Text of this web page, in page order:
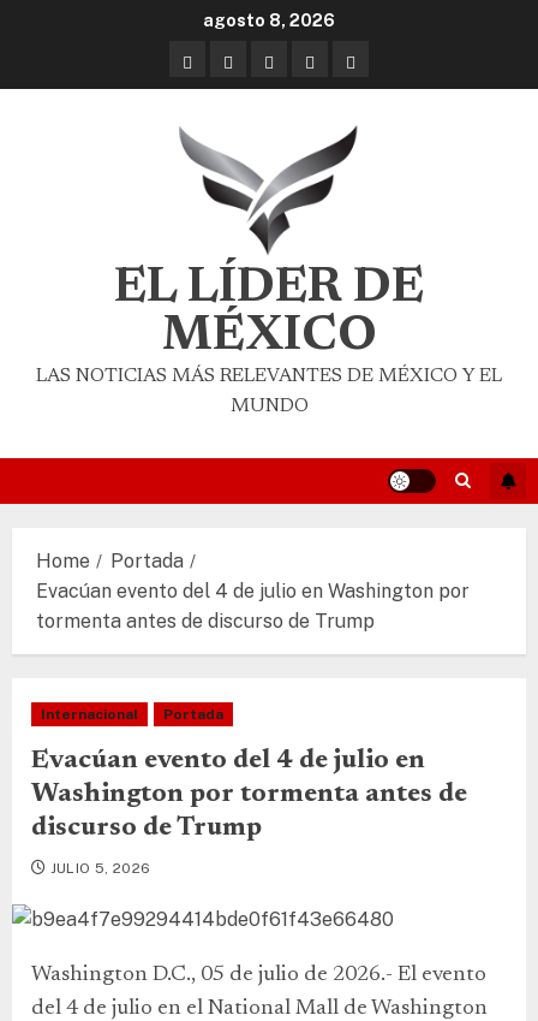
agosto 8, 2026
EL LÍDER DE
MÉXICO
LAS NOTICIAS MÁS RELEVANTES DE MÉXICO Y EL
MUNDO
Home
Portada
Evacúan evento del 4 de julio en Washington por
tormenta antes de discurso de Trump
Internacional Portada
Evacúan evento del 4 de julio en
Washington por tormenta antes de
discurso de Trump
JULIO 5, 2026
Washington D.C., 05 de julio de 2026.- El evento
del 4 de julio en el National Mall de Washington